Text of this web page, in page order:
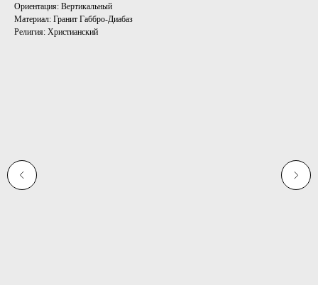
Ориентация: Вертикальный
Материал: Гранит Габбро-Диабаз
Религия: Христианский